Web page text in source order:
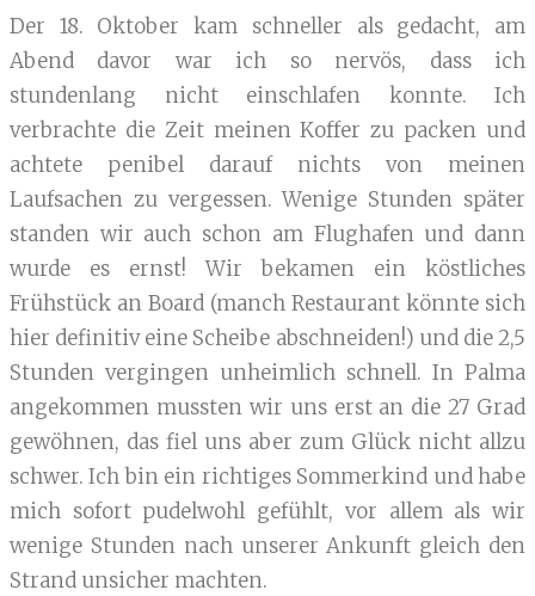
Der 18. Oktober kam schneller als gedacht, am
Abend davor war ich so nervös, dass ich
stundenlang nicht einschlafen konnte. Ich
verbrachte die Zeit meinen Koffer zu packen und
achtete penibel darauf nichts von meinen
Laufsachen zu vergessen. Wenige Stunden später
standen wir auch schon am Flughafen und dann
wurde es ernst! Wir bekamen ein köstliches
Frühstück an Board (manch Restaurant könnte sich
hier definitiv eine Scheibe abschneiden!) und die 2,5
Stunden vergingen unheimlich schnell. In Palma
angekommen mussten wir uns erst an die 27 Grad
gewöhnen, das fiel uns aber zum Glück nicht allzu
schwer. Ich bin ein richtiges Sommerkind und habe
mich sofort pudelwohl gefühlt, vor allem als wir
wenige Stunden nach unserer Ankunft gleich den
Strand unsicher machten.